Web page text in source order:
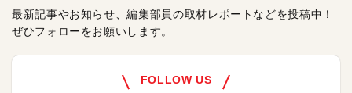
最新記事やお知らせ、編集部員の取材レポートなどを投稿中！
ぜひフォローをお願いします。
FOLLOW US